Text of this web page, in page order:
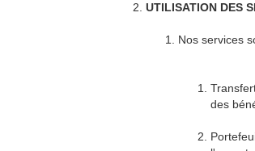
UTILISATION DES
Nos services
des